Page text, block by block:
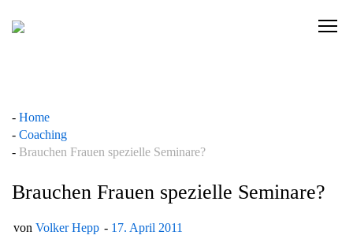
C
Home
Coaching
Brauchen Frauen spezielle Seminare?
Brauchen Frauen spezielle Seminare?
von Volker Hepp
17. April 2011